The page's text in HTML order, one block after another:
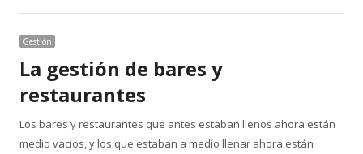
Gestión
La gestión de bares y
restaurantes
Los bares y restaurantes que antes estaban llenos ahora están
medio vacios, y los que estaban a medio llenar ahora están